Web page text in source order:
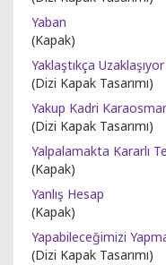
Yaban
(Kapak)
Yaklaştıkça
(Dizi Kapak Tasarımı)
Yakup Kadri
(Dizi Kapak Tasarımı)
Yalpalamakta Kararlı
(Kapak)
Yanlış Hesap
(Kapak)
Yapabileceğimizi
(Dizi Kapak Tasarımı)